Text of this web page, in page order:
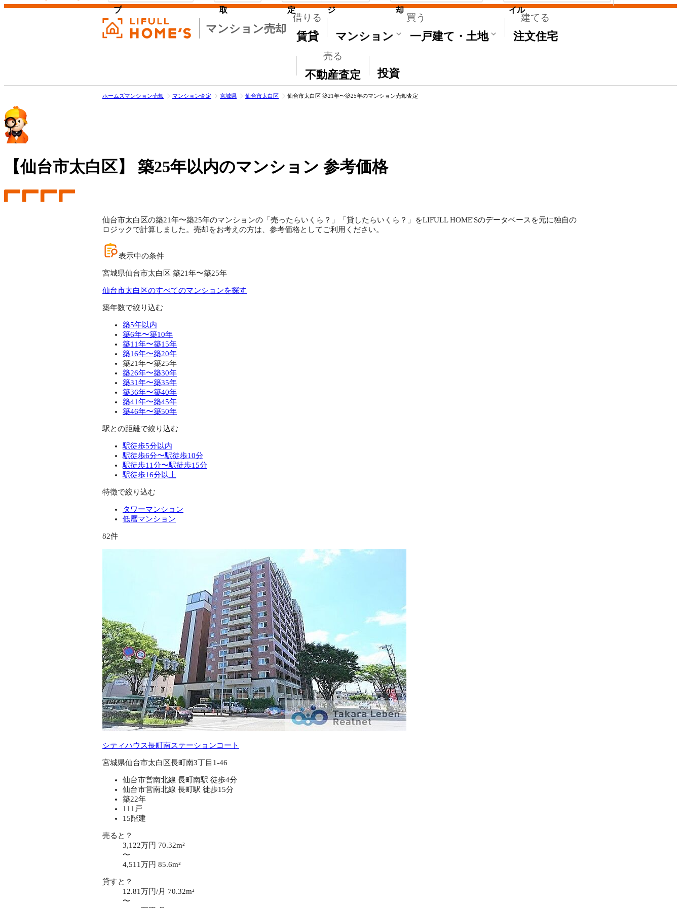
マンション売却
借りる
賃貸
買う
マンション 一戸建て・土地
建てる
注文住宅
売る
不動産査定
その他
投資
プ 取 定 ジ 却 イル
ホームズマンション売却 マンション査定 宮城県 仙台市太白区 仙台市太白区 築21年〜築25年のマンション売却査定
【仙台市太白区】 築25年以内のマンション 参考価格
仙台市太白区の築21年〜築25年のマンションの「売ったらいくら？」「貸したらいくら？」をLIFULL HOME'Sのデータベースを元に独自の
ロジックで計算しました。売却をお考えの方は、参考価格としてご利用ください。
表示中の条件
宮城県仙台市太白区 築21年〜築25年
仙台市太白区のすべてのマンションを探す
築年数で絞り込む
築5年以内
築6年〜築10年
築11年〜築15年
築16年〜築20年
築21年〜築25年
築26年〜築30年
築31年〜築35年
築36年〜築40年
築41年〜築45年
築46年〜築50年
駅との距離で絞り込む
駅徒歩5分以内
駅徒歩6分〜駅徒歩10分
駅徒歩11分〜駅徒歩15分
駅徒歩16分以上
特徴で絞り込む
タワーマンション
低層マンション
82件
シティハウス長町南ステーションコート
宮城県仙台市太白区長町南3丁目1-46
仙台市営南北線 長町南駅 徒歩4分
仙台市営南北線 長町駅 徒歩15分
築22年
111戸
15階建
売ると？
3,122万円 70.32m²
〜
4,511万円 85.6m²
貸すと？
12.81万円/月 70.32m²
〜